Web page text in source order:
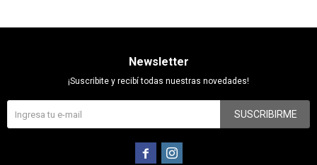
Newsletter
¡Suscribite y recibí todas nuestras novedades!
SUSCRIBIRME
 